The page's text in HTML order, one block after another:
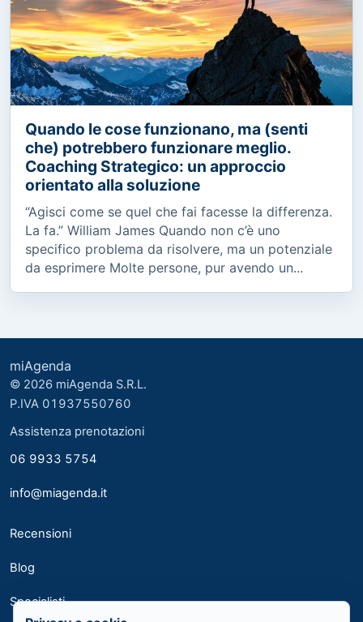
Quando le cose funzionano, ma (senti
che) potrebbero funzionare meglio.
Coaching Strategico: un approccio
orientato alla soluzione
“Agisci come se quel che fai facesse la differenza.
La fa.” William James Quando non c’è uno
specifico problema da risolvere, ma un potenziale
da esprimere Molte persone, pur avendo un...
miAgenda
© 2026 miAgenda S.R.L.
P.IVA 01937550760
Assistenza prenotazioni
06 9933 5754
info@miagenda.it
Recensioni
Blog
Specialisti